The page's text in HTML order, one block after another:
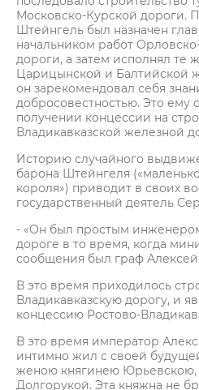
Московско-Курской дороги.
Штейнгель был назначен
начальником работ
дороги, а затем исполнял те
Царицынской и Балтийской
он зарекомендовал себя
добросовестностью. Это ему
получении концессии на
Владикавказской железной
Историю случайного
барона Штейнгеля
короля») приводит в своих
государственный деятель
- «Он был простым
дороге в то время, когда
сообщения был граф
В это время приходилось
Владикавказскую дорогу, и
концессию Ростово-
В это время император
интимно жил с своей
женою княгинею
Долгорукой. Эта княжна не